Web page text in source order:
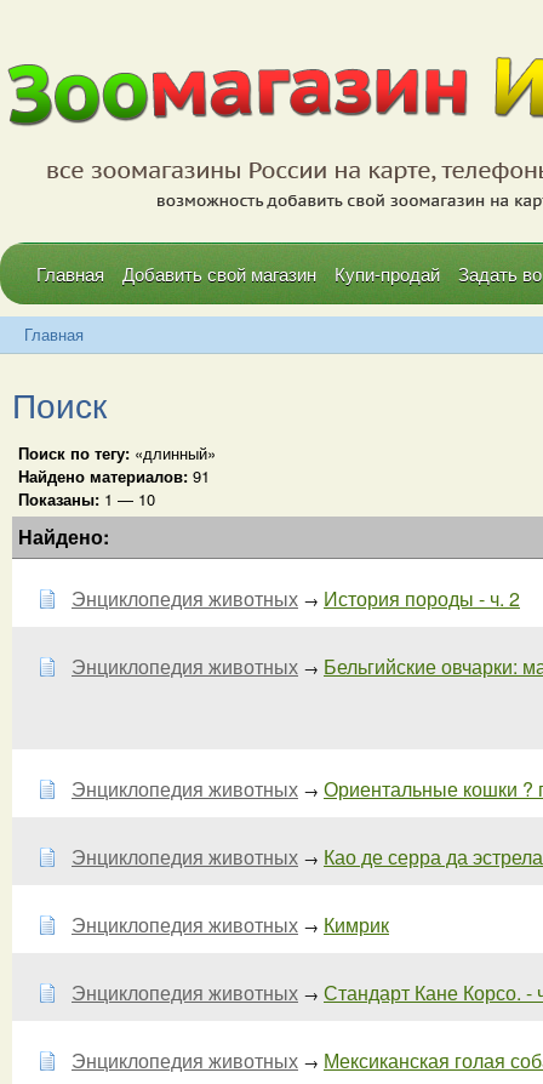
Главная Добавить свой магазин Купи-продай Задать
Главная
Поиск
Поиск по тегу: «длинный»
Найдено материалов: 91
Показаны: 1 — 10
Найдено:
Энциклопедия животных → История породы - ч. 2
Энциклопедия животных → Бельгийские овчарки:
Энциклопедия животных → Ориентальные кошки ?
Энциклопедия животных → Као де серра да
Энциклопедия животных → Кимрик
Энциклопедия животных → Стандарт Кане Корсо. -
Энциклопедия животных → Мексиканская голая